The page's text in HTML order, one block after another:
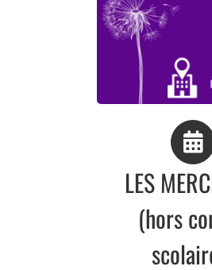
LES
(hors